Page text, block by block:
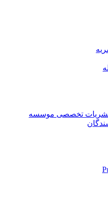
نشریات تخصصی موسسه